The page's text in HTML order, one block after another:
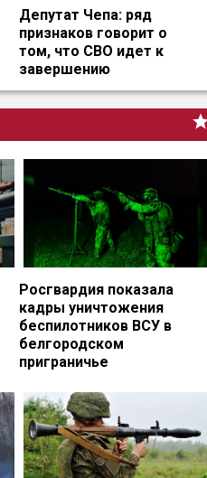
Депутат Чепа: ряд
признаков говорит о
том, что СВО идет к
завершению
Росгвардия показала
кадры уничтожения
беспилотников ВСУ в
белгородском
приграничье